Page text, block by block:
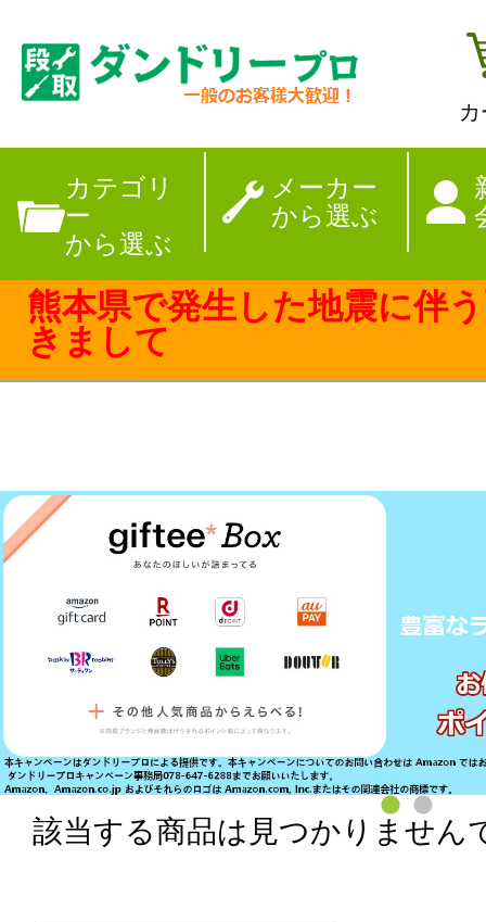
カテゴリ
ー
から選ぶ
メーカー
から選ぶ
【夏季休暇のお
熊本県で発生した地震に伴
きまして
該当する商品は見つかりません